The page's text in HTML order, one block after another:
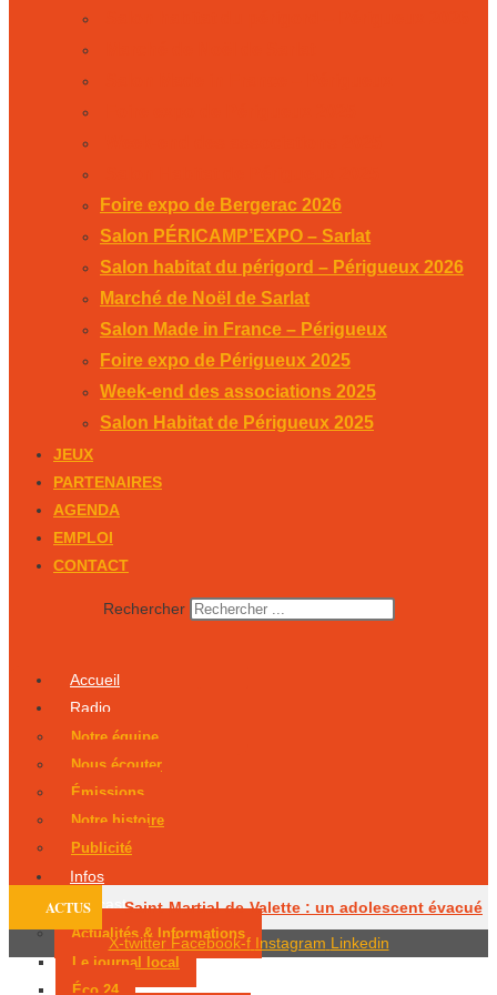
Foire expo de Bergerac 2026
Salon PÉRICAMP’EXPO – Sarlat
Salon habitat du périgord – Périgueux 2026
Marché de Noël de Sarlat
Salon Made in France – Périgueux
Foire expo de Périgueux 2025
Week-end des associations 2025
Salon Habitat de Périgueux 2025
JEUX
PARTENAIRES
AGENDA
EMPLOI
CONTACT
Rechercher
Accueil
Radio
Notre équipe
Nous écouter
Émissions
Notre histoire
Publicité
Infos
Podcasts
Actualités & Informations
Le journal local
Éco 24
ACTUS Saint-Martial-de-Valette : un adolescent évacué
par hélicoptère Le centre équestre de
X-twitter Facebook-f Instagram Linkedin